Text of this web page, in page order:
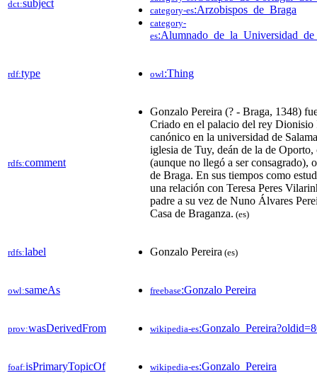
dct:subject
category-es:Arzobispos_de_Braga
category-
es
rdf:type owl:Thing
rdfs:comment
Gonzalo Pereira (? - Braga, 1348)
Criado en el palacio del rey
canónico en la universidad de
iglesia de Tuy, deán de la de
(aunque no llegó a ser consagrado),
de Braga.​ En sus tiempos como
una relación con Teresa Peres
padre a su vez de Nuno Álvares
Casa de Braganza.​ (es)
rdfs:label Gonzalo Pereira (es)
owl:sameAs freebase:Gonzalo Pereira
prov:wasDerivedFrom wikipedia-es
foaf:isPrimaryTopicOf wikipedia-es:Gonzalo_Pereira